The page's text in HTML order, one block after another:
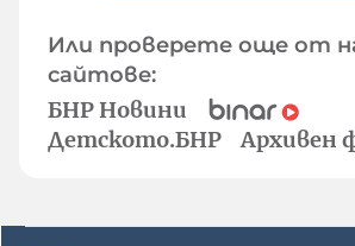
Или проверете още от
сайтове:
БНР Новини
Детското.БНР
Архивен